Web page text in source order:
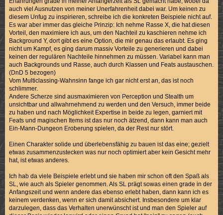
auch viel Ausnutzen von meiner Unerfahrenheit dabei war. Um keinen zu
diesem Unfug zu inspirieren, schreibe ich die konkreten Beispiele nicht auf.
Es war aber immer das gleiche Prinzip: Ich nehme Rasse X, die hat diesen
Vorteil, den maximiere ich aus, um den Nachteil zu kaschieren nehme ich
Background Y, dort gibt es eine Option, die mir genau das erlaubt. Es ging
nicht um Kampf, es ging darum massiv Vorteile zu generieren und dabei
keinen der regulären Nachteile hinnehmen zu müssen. Variabel kann man
auch Backgrounds und Rasse, auch durch Klassen und Feats austauschen.
(DnD 5 bezogen)
Vom Multiclassing-Wahnsinn fange ich gar nicht erst an, das ist noch
schlimmer.
Andere Scherze sind ausmaximieren von Perception und Stealth um
unsichtbar und allwahrnehmend zu werden und den Versuch, immer beide
zu haben und nach Möglichkeit Expertise in beide zu legen, garniert mit
Feats und magischen Items ist das nur noch ätzend, dann kann man auch
Ein-Mann-Dungeon Eroberung spielen, da der Rest nur stört.
Einen Charakter solide und überlebensfähig zu bauen ist das eine; gezielt
etwas zusammenzustecken was nur noch optimiert aber kein Gesicht mehr
hat, ist etwas anderes.
Ich hab da viele Beispiele erlebt und sie haben mir schon oft den Spaß als
SL, wie auch als Spieler genommen. Als SL prägt sowas einen grade in der
Anfangszeit und wenn andere das ebenso erlebt haben, dann kann ich es
keinem verdenken, wenn er sich damit absichert. Insbesondere um klar
darzulegen, dass das Verhalten unerwünscht ist und man den Spieler auf